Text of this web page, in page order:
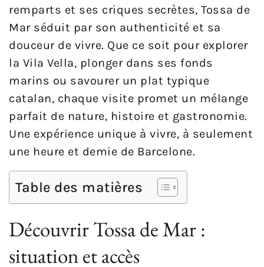
remparts et ses criques secrètes, Tossa de
Mar séduit par son authenticité et sa
douceur de vivre. Que ce soit pour explorer
la Vila Vella, plonger dans ses fonds
marins ou savourer un plat typique
catalan, chaque visite promet un mélange
parfait de nature, histoire et gastronomie.
Une expérience unique à vivre, à seulement
une heure et demie de Barcelone.
Table des matières
Découvrir Tossa de Mar :
situation et accès